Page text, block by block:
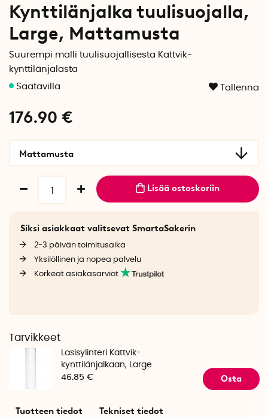
Kynttilänjalka tuulisuojalla,
Large, Mattamusta
Suurempi malli tuulisuojallisesta Kattvik-
kynttilänjalasta
Tallenna
176.90 €
Mattamusta
Lisää ostoskoriin
Siksi asiakkaat valitsevat SmartaSakerin
2-3 päivän toimitusaika
Yksilöllinen ja nopea palvelu
Korkeat asiakasarviot
Tarvikkeet
Lasisylinteri Kattvik-
kynttilänjalkaan, Large
46.85 €
Osta
Tuotteen tiedot Tekniset tiedot